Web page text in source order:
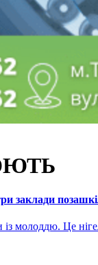
заклади
молоддю. Це